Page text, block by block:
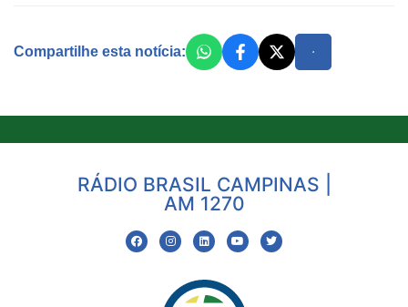
Compartilhe esta notícia:
RÁDIO BRASIL CAMPINAS |
AM 1270